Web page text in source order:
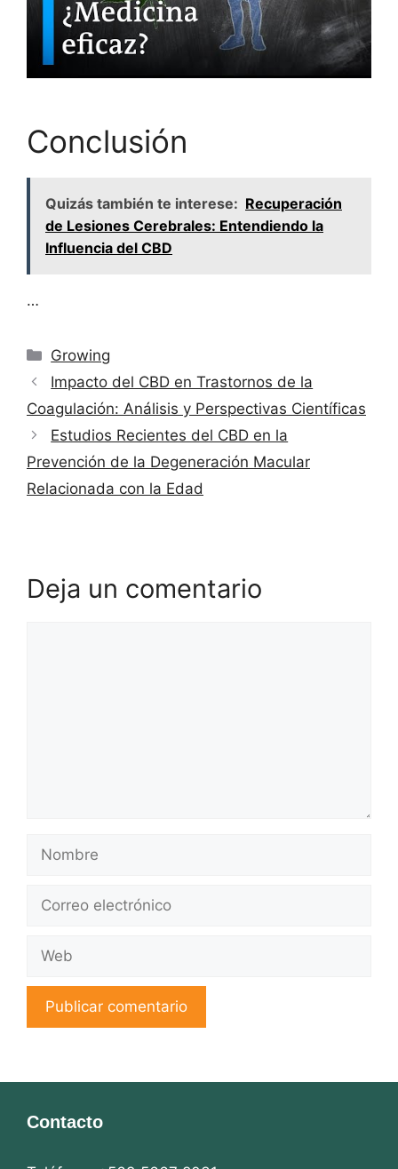
Conclusión
Quizás también te interese: Recuperación
de Lesiones Cerebrales: Entendiendo la
Influencia del CBD
…
Categorías
Growing
Impacto del CBD en Trastornos de la
Coagulación: Análisis y Perspectivas Científicas
Estudios Recientes del CBD en la
Prevención de la Degeneración Macular
Relacionada con la Edad
Deja un comentario
Nombre
Correo
Web
Contacto